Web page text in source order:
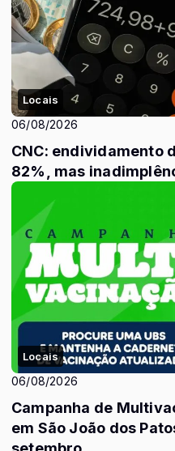
Locais
06/08/2026
CNC: endividamento
82%, mas
Locais
06/08/2026
Campanha de
em São João dos